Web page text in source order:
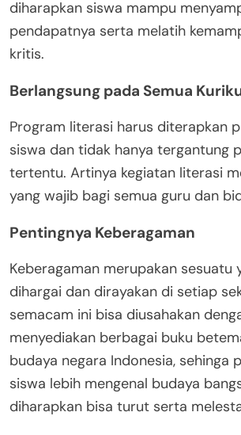
diharapkan siswa mampu
pendapatnya serta melatih
kritis.
Berlangsung pada Semua
Program literasi harus diterapkan
siswa dan tidak hanya tergantung
tertentu. Artinya kegiatan literasi
yang wajib bagi semua guru dan
Pentingnya Keberagaman
Keberagaman merupakan sesuatu
dihargai dan dirayakan di setiap
semacam ini bisa diusahakan
menyediakan berbagai buku
budaya negara Indonesia, sehinga
siswa lebih mengenal budaya
diharapkan bisa turut serta